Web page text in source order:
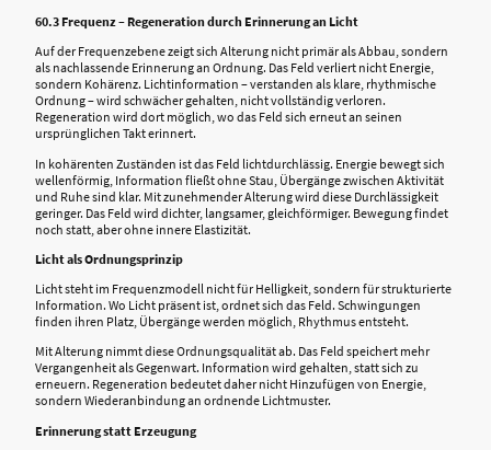
60.3 Frequenz – Regeneration durch Erinnerung an Licht
Auf der Frequenzebene zeigt sich Alterung nicht primär als Abbau, sondern
als nachlassende Erinnerung an Ordnung. Das Feld verliert nicht Energie,
sondern Kohärenz. Lichtinformation – verstanden als klare, rhythmische
Ordnung – wird schwächer gehalten, nicht vollständig verloren.
Regeneration wird dort möglich, wo das Feld sich erneut an seinen
ursprünglichen Takt erinnert.
In kohärenten Zuständen ist das Feld lichtdurchlässig. Energie bewegt sich
wellenförmig, Information fließt ohne Stau, Übergänge zwischen Aktivität
und Ruhe sind klar. Mit zunehmender Alterung wird diese Durchlässigkeit
geringer. Das Feld wird dichter, langsamer, gleichförmiger. Bewegung findet
noch statt, aber ohne innere Elastizität.
Licht als Ordnungsprinzip
Licht steht im Frequenzmodell nicht für Helligkeit, sondern für strukturierte
Information. Wo Licht präsent ist, ordnet sich das Feld. Schwingungen
finden ihren Platz, Übergänge werden möglich, Rhythmus entsteht.
Mit Alterung nimmt diese Ordnungsqualität ab. Das Feld speichert mehr
Vergangenheit als Gegenwart. Information wird gehalten, statt sich zu
erneuern. Regeneration bedeutet daher nicht Hinzufügen von Energie,
sondern Wiederanbindung an ordnende Lichtmuster.
Erinnerung statt Erzeugung